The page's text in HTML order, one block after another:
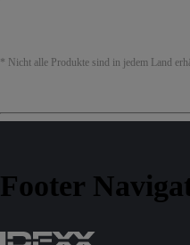
* Nicht alle Produkte sind in jedem Land
Footer